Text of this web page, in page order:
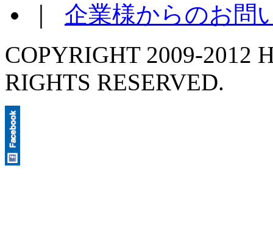
企業様からのお問
COPYRIGHT 2009-2012
RIGHTS RESERVED.